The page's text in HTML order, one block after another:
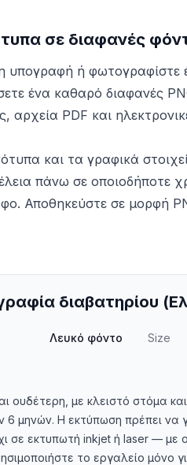
σε διαφανές
υπογραφή ή φωτογραφίστε
ένα καθαρό διαφανές
αρχεία PDF και
και τα γραφικά
πάνω σε οποιοδήποτε
Αποθηκεύστε σε μορφή
διαβατηρίου
Λευκό φόντο Size
ουδέτερη, με κλειστό στόμα
6 μηνών. Η εκτύπωση πρέπει να
σε εκτυπωτή inkjet ή laser — με
το εργαλείο μόνο